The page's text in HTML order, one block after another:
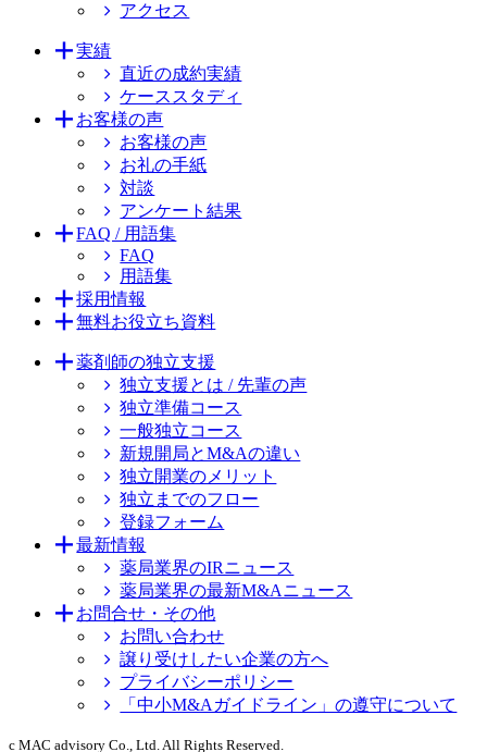
アクセス
実績
直近の成約実績
ケーススタディ
お客様の声
お客様の声
お礼の手紙
対談
アンケート結果
FAQ / 用語集
FAQ
用語集
採用情報
無料お役立ち資料
薬剤師の独立支援
独立支援とは / 先輩の声
独立準備コース
一般独立コース
新規開局とM&Aの違い
独立開業のメリット
独立までのフロー
登録フォーム
最新情報
薬局業界のIRニュース
薬局業界の最新M&Aニュース
お問合せ・その他
お問い合わせ
譲り受けしたい企業の方へ
プライバシーポリシー
「中小M&Aガイドライン」の遵守について
c MAC advisory Co., Ltd. All Rights Reserved.